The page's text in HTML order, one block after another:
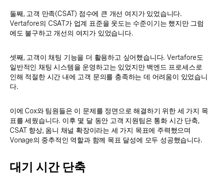
둘째, 고객 만족(CSAT) 점수에 큰 개선 여지가 있었습니다.
Vertafore의 CSAT가 업계 표준을 웃도는 수준이기는 했지만 그럼
에도 불구하고 개선의 여지가 있었습니다.
셋째, 고객이 채팅 기능을 더 활용하고 싶어했습니다. Vertafore도
일반적인 채팅 시스템을 운영하고는 있었지만 백엔드 프로세스로
인해 적절한 시간 내에 고객 문의를 충족하는 데 어려움이 있었습니
다.
이에 Cox와 팀원들은 이 문제를 정면으로 해결하기 위한 세 가지 목
표를 세웠습니다. 이후 몇 달 동안 고객 지원팀은 통화 시간 단축,
CSAT 향상, 옴니 채널 확장이라는 세 가지 목표에 주력했으며
Vonage의 중추적인 역할과 함께 목표 달성에 모두 성공했습니다.
대기 시간 단축